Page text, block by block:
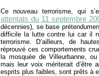
Ce nouveau terrorisme, qui
attentats du 11 septembre
décennies), se base
difficile la lutte contre lui car il
terrorisme. D’ailleurs, de
réprouvé ces comportements
la mosquée de Villeurbanne,
mais leur voix mériterait d’être
esprits plus faibles, sont prêts à